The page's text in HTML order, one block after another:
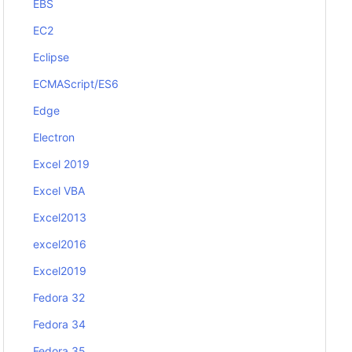
EBS
EC2
Eclipse
ECMAScript/ES6
Edge
Electron
Excel 2019
Excel VBA
Excel2013
excel2016
Excel2019
Fedora 32
Fedora 34